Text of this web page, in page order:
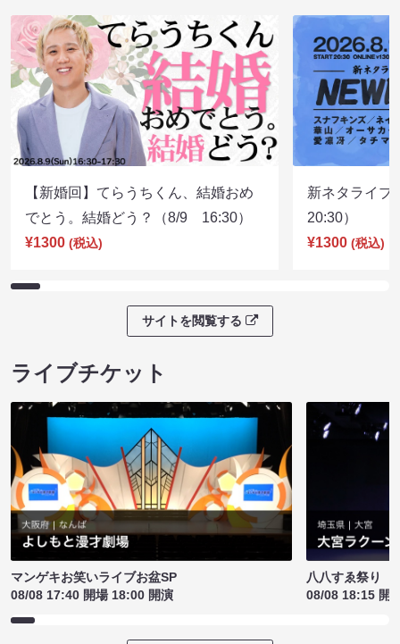
【新婚回】てらうちくん、結婚おめ
でとう。結婚どう？（8/9 16:30）
¥1300 (税込)
新ネタライ
20:30）
¥1300 (税込)
サイトを閲覧する
ライブチケット
マンゲキお笑いライブお盆SP
08/08 17:40 開場 18:00 開演
八八すゑ祭り
08/08 18:15 開